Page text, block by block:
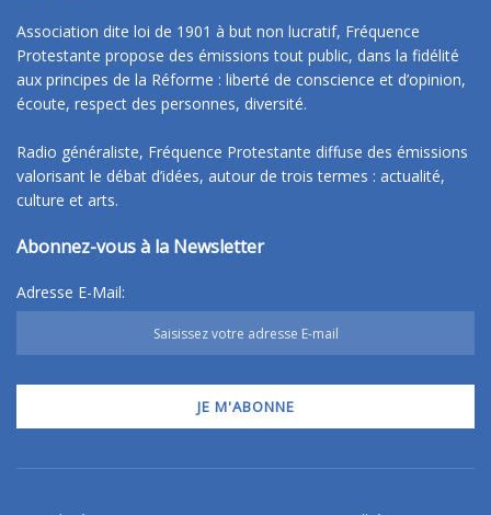
Association dite loi de 1901 à but non lucratif, Fréquence
Protestante propose des émissions tout public, dans la fidélité
aux principes de la Réforme : liberté de conscience et d’opinion,
écoute, respect des personnes, diversité.
Radio généraliste, Fréquence Protestante diffuse des émissions
valorisant le débat d’idées, autour de trois termes : actualité,
culture et arts.
Abonnez-vous à la Newsletter
Adresse E-Mail: